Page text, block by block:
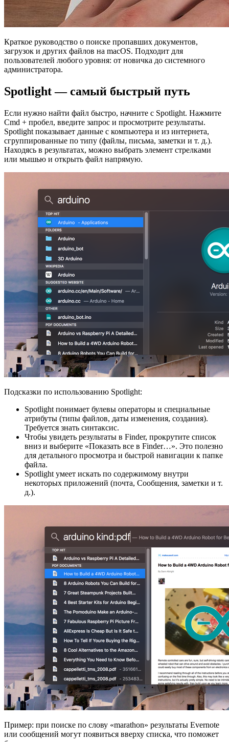
Краткое руководство о поиске пропавших документов,
загрузок и других файлов на macOS. Подходит для
пользователей любого уровня: от новичка до системного
администратора.
Spotlight — самый быстрый путь
Если нужно найти файл быстро, начните с Spotlight. Нажмите
Cmd + пробел, введите запрос и просмотрите результаты.
Spotlight показывает данные с компьютера и из интернета,
сгруппированные по типу (файлы, письма, заметки и т. д.).
Находясь в результатах, можно выбрать элемент стрелками
или мышью и открыть файл напрямую.
Подсказки по использованию Spotlight:
Spotlight понимает булевы операторы и специальные
атрибуты (типы файлов, даты изменения, создания).
Требуется знать синтаксис.
Чтобы увидеть результаты в Finder, прокрутите список
вниз и выберите «Показать все в Finder…». Это полезно
для детального просмотра и быстрой навигации к папке
файла.
Spotlight умеет искать по содержимому внутри
некоторых приложений (почта, Сообщения, заметки и т.
д.).
Пример: при поиске по слову «marathon» результаты Evernote
или сообщений могут появиться вверху списка, что поможет